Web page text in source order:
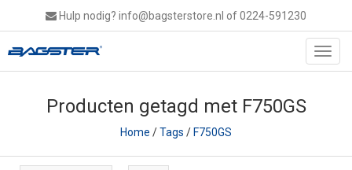
Hulp nodig? info@bagsterstore.nl of 0224-591230
Producten getagd met F750GS
Home /Tags /F750GS